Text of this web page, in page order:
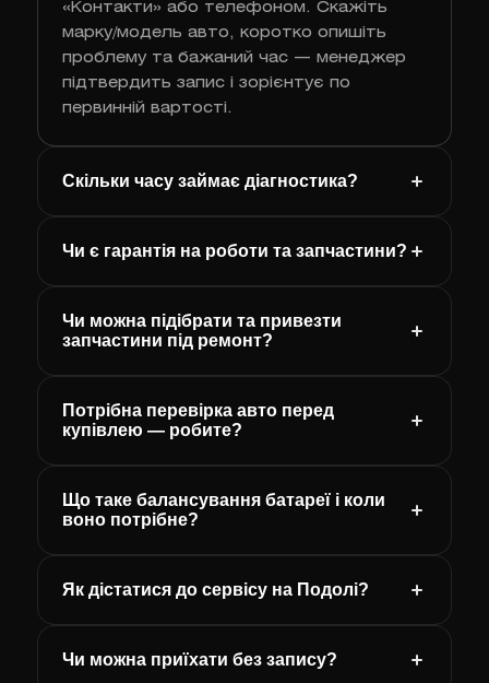
«Контакти» або телефоном. Скажіть
марку/модель авто, коротко опишіть
проблему та бажаний час — менеджер
підтвердить запис і зорієнтує по
первинній вартості.
Скільки часу займає діагностика?
Чи є гарантія на роботи та запчастини?
Чи можна підібрати та привезти
запчастини під ремонт?
Потрібна перевірка авто перед
купівлею — робите?
Що таке балансування батареї і коли
воно потрібне?
Як дістатися до сервісу на Подолі?
Чи можна приїхати без запису?